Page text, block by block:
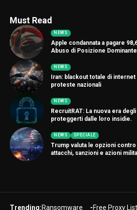
Must Read
NEWS
Apple condannata a pagare
Abuso di Posizione Dominante
NEWS
Iran: blackout totale di
proteste nazionali
NEWS
RecruitRAT: La nuova era
proteggerti dalle loro insidie.
NEWS SPECIALE
Trump valuta le opzioni contro
attacchi, sanzioni e azioni
Trending:Ransomware Free Proxy List